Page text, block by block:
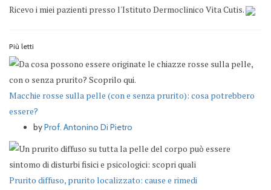
Ricevo i miei pazienti presso l'Istituto Dermoclinico Vita Cutis.
Più letti
Macchie rosse sulla pelle (con e senza prurito): cosa potrebbero
essere?
byProf. Antonino Di Pietro
Prurito diffuso, prurito localizzato: cause e rimedi